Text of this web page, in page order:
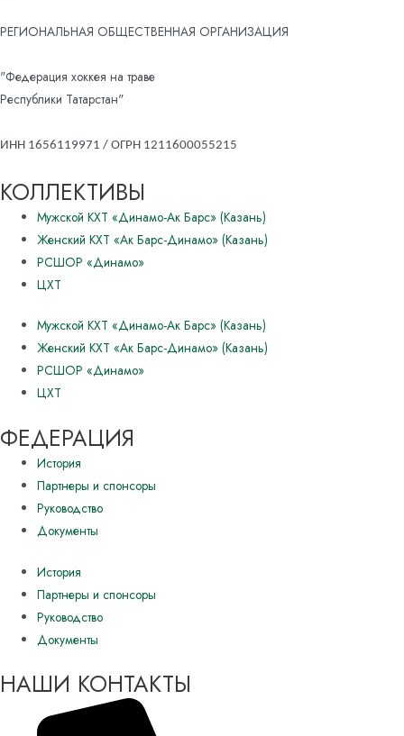
РЕГИОНАЛЬНАЯ ОБЩЕСТВЕННАЯ ОРГАНИЗАЦИЯ
"Федерация хоккея на траве
Республики Татарстан"
ИНН 1656119971 / ОГРН 1211600055215
КОЛЛЕКТИВЫ
Мужской КХТ «Динамо-Ак Барс» (Казань)
Женский КХТ «Ак Барс-Динамо» (Казань)
РСШОР «Динамо»
ЦХТ
Мужской КХТ «Динамо-Ак Барс» (Казань)
Женский КХТ «Ак Барс-Динамо» (Казань)
РСШОР «Динамо»
ЦХТ
ФЕДЕРАЦИЯ
История
Партнеры и спонсоры
Руководство
Документы
История
Партнеры и спонсоры
Руководство
Документы
НАШИ КОНТАКТЫ